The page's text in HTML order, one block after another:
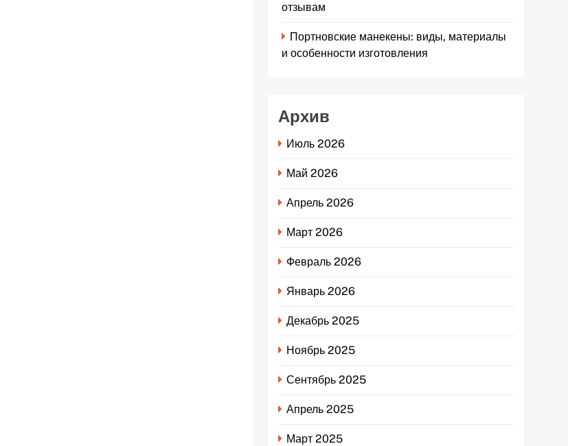
отзывам
Портновские манекены: виды, материалы
и особенности изготовления
Архив
Июль 2026
Май 2026
Апрель 2026
Март 2026
Февраль 2026
Январь 2026
Декабрь 2025
Ноябрь 2025
Сентябрь 2025
Апрель 2025
Март 2025